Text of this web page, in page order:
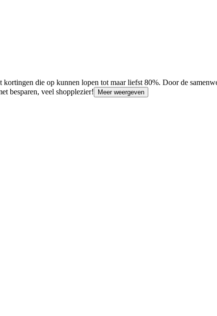
die op kunnen lopen tot maar liefst 80%. Door de
besparen, veel shopplezier!
Meer weergeven